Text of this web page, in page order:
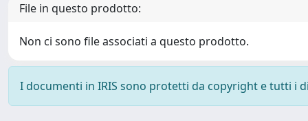
File in questo prodotto:
Non ci sono file associati a questo prodotto.
I documenti in IRIS sono protetti da copyright e tutti i